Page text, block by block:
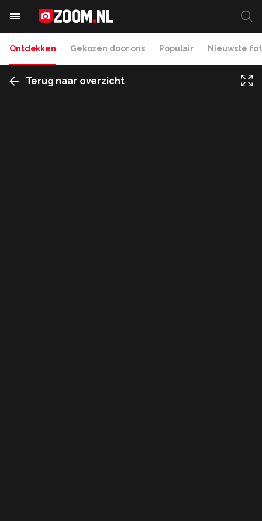
Ontdekken Gekozen door ons Populair Nieuwste
Terug naar overzicht